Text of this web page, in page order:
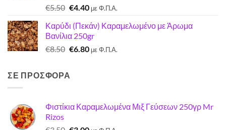
€4.40.
€5.50 Original
was:
€5.50.
€4.40Η
τιμή
είναι:
€4.40.
με Φ.Π.Α.
Καρύδι (Πεκάν) Καραμελωμένο με Άρωμα
Βανίλια 250gr
€8.50 Original
€8.50.
€6.80Ημε Φ.Π.Α.
ΣΕ ΠΡΟΣΦΟΡΑ
Φιστίκια Καραμελωμένα Μιξ Γεύσεων 250γρ Mr
Rizos